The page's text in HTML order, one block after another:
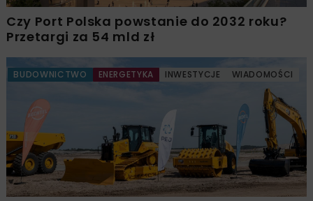
Czy Port Polska powstanie do 2032 roku?
Przetargi za 54 mld zł
BUDOWNICTWO ENERGETYKA INWESTYCJE WIADOMOŚCI